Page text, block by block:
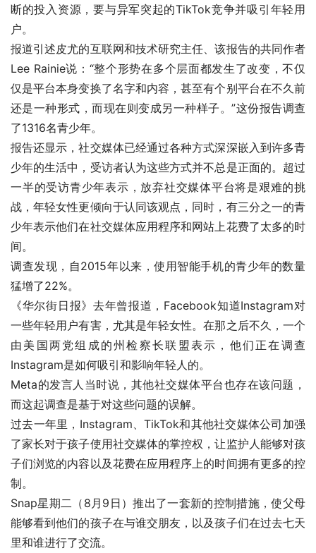
断的投入资源，要与异军突起的TikTok竞争并吸引年轻用
户。
报道引述皮尤的互联网和技术研究主任、该报告的共同作者
Lee Rainie说：“整个形势在多个层面都发生了改变，不仅
仅是平台本身变换了名字和内容，甚至有个别平台在不久前
还是一种形式，而现在则变成另一种样子。”这份报告调查
了1316名青少年。
报告还显示，社交媒体已经通过各种方式深深嵌入到许多青
少年的生活中，受访者认为这些方式并不总是正面的。超过
一半的受访青少年表示，放弃社交媒体平台将是艰难的挑
战，年轻女性更倾向于认同该观点，同时，有三分之一的青
少年表示他们在社交媒体应用程序和网站上花费了太多的时
间。
调查发现，自2015年以来，使用智能手机的青少年的数量
猛增了22%。
《华尔街日报》去年曾报道，Facebook知道Instagram对
一些年轻用户有害，尤其是年轻女性。在那之后不久，一个
由美国两党组成的州检察长联盟表示，他们正在调查
Instagram是如何吸引和影响年轻人的。
Meta的发言人当时说，其他社交媒体平台也存在该问题，
而这起调查是基于对这些问题的误解。
过去一年里，Instagram、TikTok和其他社交媒体公司加强
了家长对于孩子使用社交媒体的掌控权，让监护人能够对孩
子们浏览的内容以及花费在应用程序上的时间拥有更多的控
制。
Snap星期二（8月9日）推出了一套新的控制措施，使父母
能够看到他们的孩子在与谁交朋友，以及孩子们在过去七天
里和谁进行了交流。